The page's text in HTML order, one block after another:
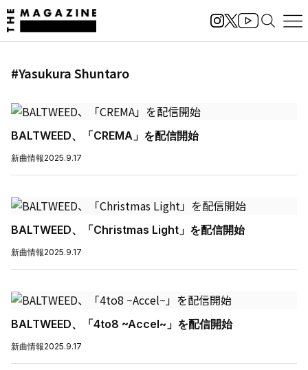
#Yasukura Shuntaro
BALTWEED、「CREMA」を配信開始
新曲情報2025.9.17
BALTWEED、「Christmas Light」を配信開始
新曲情報2025.9.17
BALTWEED、「4to8 ~Accel~」を配信開始
新曲情報2025.9.17